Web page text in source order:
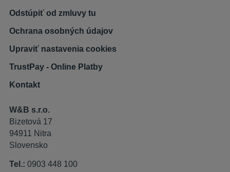
Odstúpiť od zmluvy tu
Ochrana osobných údajov
Upraviť nastavenia cookies
TrustPay - Online Platby
Kontakt
W&B s.r.o.
Bizetová 17
94911 Nitra
Slovensko
Tel.: 0903 448 100